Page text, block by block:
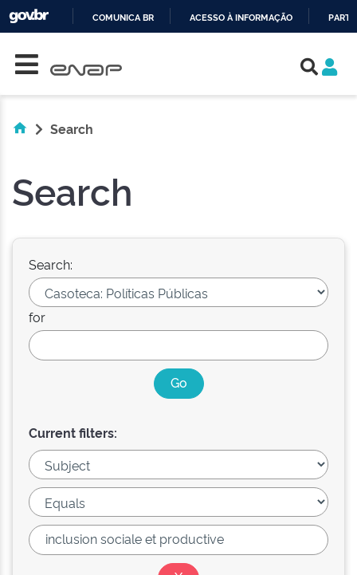
COMUNICA BR ACESSO À INFORMAÇÃO
Search
Search
Search:
for
Current filters: